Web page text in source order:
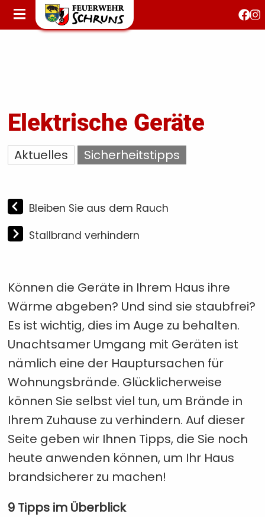
STARTSEITE
AKTUELLES
Elektrische Geräte
Aktuelles Sicherheitstipps
Bleiben Sie aus dem Rauch
Stallbrand verhindern
Können die Geräte in Ihrem Haus ihre
Wärme abgeben? Und sind sie staubfrei?
Es ist wichtig, dies im Auge zu behalten.
Unachtsamer Umgang mit Geräten ist
nämlich eine der Hauptursachen für
Wohnungsbrände. Glücklicherweise
können Sie selbst viel tun, um Brände in
Ihrem Zuhause zu verhindern. Auf dieser
Seite geben wir Ihnen Tipps, die Sie noch
heute anwenden können, um Ihr Haus
brandsicherer zu machen!
9 Tipps im Überblick